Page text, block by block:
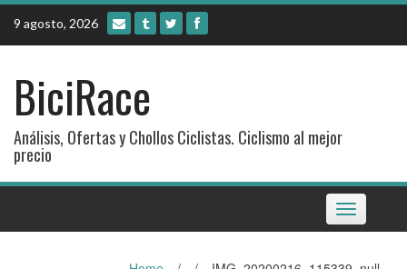
Skip
content
9 agosto, 2026
BiciRace
Análisis, Ofertas y Chollos Ciclistas. Ciclismo al mejor
precio
Toggle
navigation